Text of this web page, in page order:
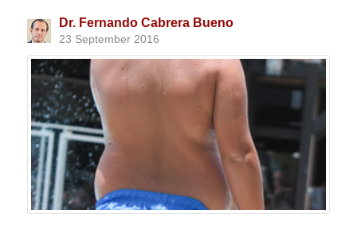
Dr. Fernando Cabrera Bueno
23 September 2016